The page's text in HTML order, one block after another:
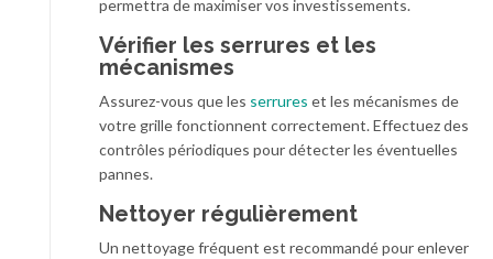
permettra de maximiser vos investissements.
Vérifier les serrures et les
mécanismes
Assurez-vous que les serrures et les mécanismes de
votre grille fonctionnent correctement. Effectuez des
contrôles périodiques pour détecter les éventuelles
pannes.
Nettoyer régulièrement
Un nettoyage fréquent est recommandé pour enlever